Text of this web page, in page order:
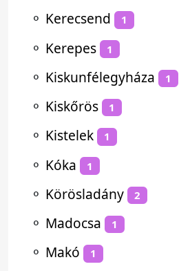
⚬ Kerecsend 1
⚬ Kerepes 1
⚬ Kiskunfélegyháza 1
⚬ Kiskőrös 1
⚬ Kistelek 1
⚬ Kóka 1
⚬ Körösladány 2
⚬ Madocsa 1
⚬ Makó 1